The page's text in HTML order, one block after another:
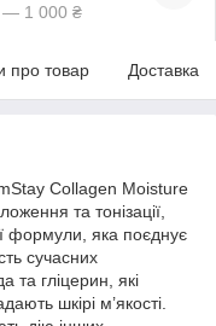
— 1 000 ₴
про товар Доставка
Collagen Moisture
та тонізації,
формули, яка поєднує
сучасних
та гліцерин, які
шкірі м’якості.